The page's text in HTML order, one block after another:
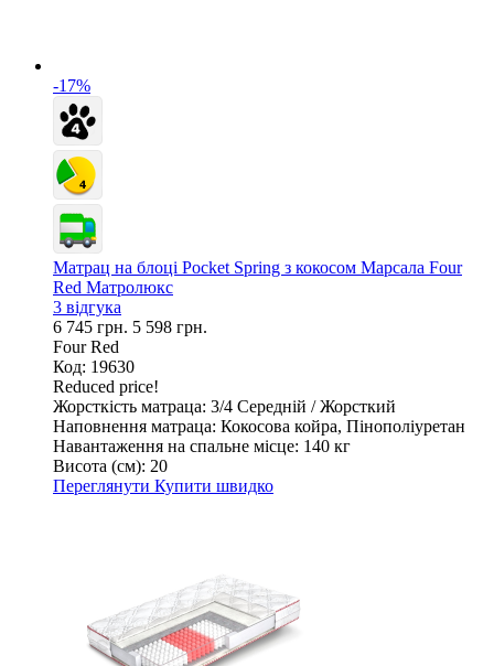
-17%
Матрац на блоці Pocket Spring з кокосом Марсала Four
Red Матролюкс
3 відгука
6 745 грн. 5 598 грн.
Four Red
Код: 19630
Reduced price!
Жорсткість матраца: 3/4 Середній / Жорсткий
Наповнення матраца: Кокосова койра, Пінополіуретан
Навантаження на спальне місце: 140 кг
Висота (см): 20
Переглянути Купити швидко